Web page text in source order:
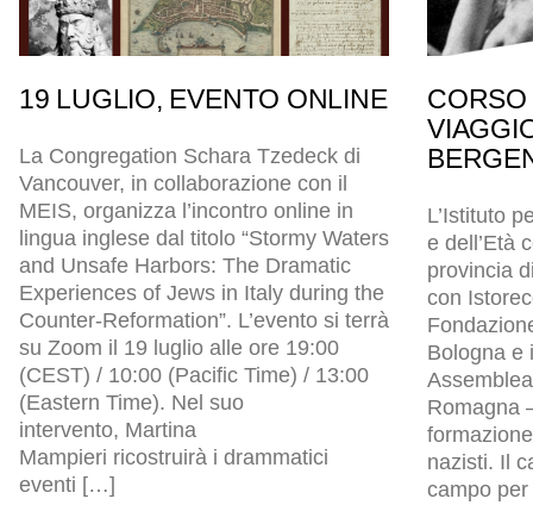
19 LUGLIO, EVENTO ONLINE
La Congregation Schara Tzedeck di
Vancouver, in collaborazione con il
MEIS, organizza l’incontro online in
lingua inglese dal titolo “Stormy Waters
and Unsafe Harbors: The Dramatic
Experiences of Jews in Italy during the
Counter-Reformation”. L’evento si terrà
su Zoom il 19 luglio alle ore 19:00
(CEST) / 10:00 (Pacific Time) / 13:00
(Eastern Time). Nel suo
intervento, Martina
Mampieri ricostruirà i drammatici
eventi […]
L’Istituto
e dell’Età
provincia
con
Bologna e
Romagna
nazisti. Il
campo